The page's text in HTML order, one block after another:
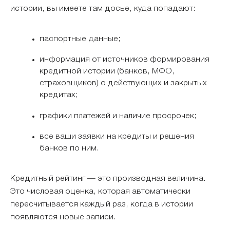
истории, вы имеете там досье, куда попадают:
паспортные данные;
информация от источников формирования
кредитной истории (банков, МФО,
страховщиков) о действующих и закрытых
кредитах;
графики платежей и наличие просрочек;
все ваши заявки на кредиты и решения
банков по ним.
Кредитный рейтинг — это производная величина.
Это числовая оценка, которая автоматически
пересчитывается каждый раз, когда в истории
появляются новые записи.